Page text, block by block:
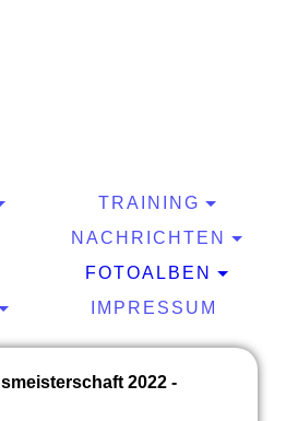
TRAINING
NACHRICHTEN
FOTOALBEN
IMPRESSUM
2022 -